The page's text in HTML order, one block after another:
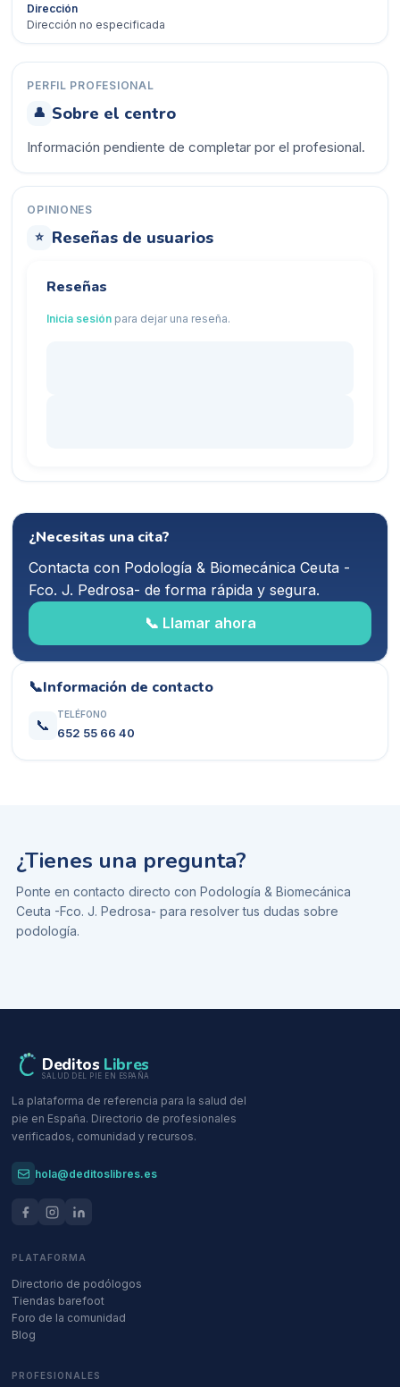
Dirección
Dirección no especificada
PERFIL PROFESIONAL
👤 Sobre el centro
Información pendiente de completar por el profesional.
OPINIONES
⭐ Reseñas de usuarios
Reseñas
Inicia sesión para dejar una reseña.
¿Necesitas una cita?
Contacta con Podología & Biomecánica Ceuta -
Fco. J. Pedrosa- de forma rápida y segura.
📞 Llamar ahora
📞Información de contacto
📞
TELÉFONO
652 55 66 40
¿Tienes una pregunta?
Ponte en contacto directo con Podología & Biomecánica
Ceuta -Fco. J. Pedrosa- para resolver tus dudas sobre
podología.
Deditos Libres
SALUD DEL PIE EN ESPAÑA
La plataforma de referencia para la salud del
pie en España. Directorio de profesionales
verificados, comunidad y recursos.
hola@deditoslibres.es
PLATAFORMA
Directorio de podólogos
Tiendas barefoot
Foro de la comunidad
Blog
PROFESIONALES